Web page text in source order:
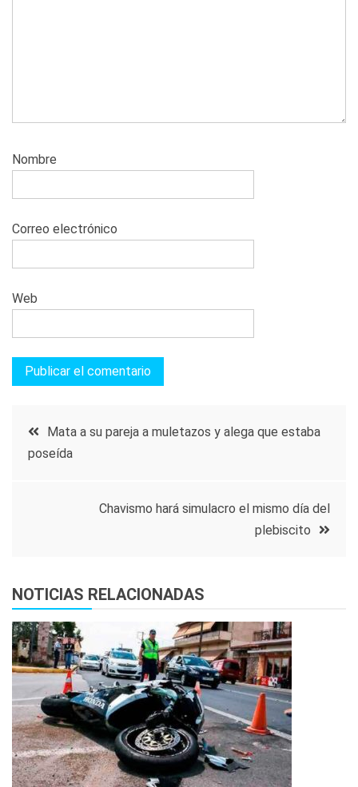
Nombre
Correo electrónico
Web
Navegación
de
entradas
Mata a su pareja a muletazos y alega que estaba
poseída
Chavismo hará simulacro el mismo día del
plebiscito
NOTICIAS RELACIONADAS